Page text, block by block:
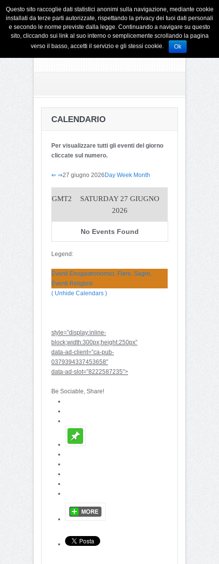
CALENDARIO
Per visualizzare tutti gli eventi del giorno
cliccate sul numero.
⇐ ⇒27 giugno 2026Day Week Month
GMT2
SATURDAY 27 GIUGNO
2026
No Events Found
Legend:
Eventi Enogastronomici, Fiere, Sagre,
Eventi Religiosi
( Unhide Calendars )
style=”display:inline-
block;width:300px;height:250px”
data-ad-client=”ca-pub-
0379394337453658″
data-ad-slot=”8222587235″>
Be Sociable, Share!
Questo sito raccoglie dati statistici anonimi sulla navigazione, mediante cookie
installati da terze parti autorizzate, rispettando la privacy dei tuoi dati personali
e secondo le norme previste dalla legge. Continuando a navigare su questo
sito, cliccando sui link al suo interno o semplicemente scrollando la pagina
verso il basso, accetti il servizio e gli stessi cookie.
Ok